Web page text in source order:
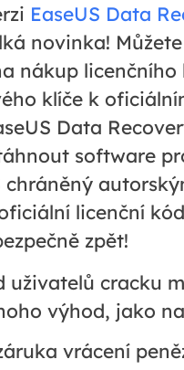
EaseUS Data
novinka!
nákup licenčního
klíče k
Data
software
chráněný
licenční
zpět!
uživatelů cracku
výhod, jako
vrácení